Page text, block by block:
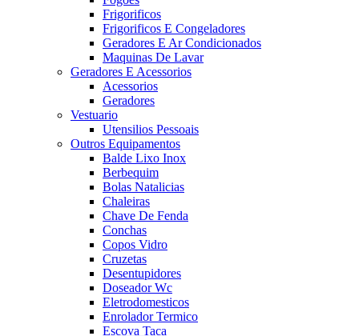
Frigorificos
Frigorificos E Congeladores
Geradores E Ar Condicionados
Maquinas De Lavar
Geradores E Acessorios
Acessorios
Geradores
Vestuario
Utensilios Pessoais
Outros Equipamentos
Balde Lixo Inox
Berbequim
Bolas Natalicias
Chaleiras
Chave De Fenda
Conchas
Copos Vidro
Cruzetas
Desentupidores
Doseador Wc
Eletrodomesticos
Enrolador Termico
Escova Taca